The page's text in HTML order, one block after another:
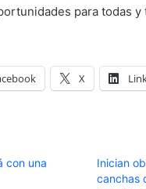
para todas y
X
con una
Inician
canchas